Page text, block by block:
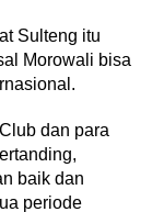
Sulteng itu
Morowali bisa
dan para
baik dan
periode